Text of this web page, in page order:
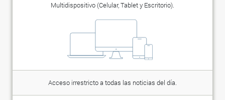
Multidispositivo (Celular, Tablet y Escritorio).
Acceso irrestricto a todas las noticias del día.